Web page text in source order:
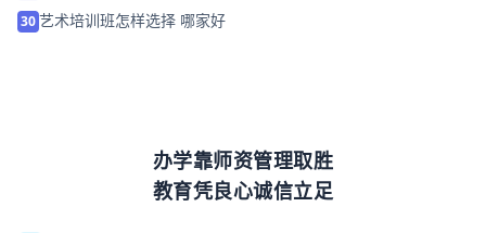
30艺术培训班怎样选择 哪家好
办学靠师资管理取胜
教育凭良心诚信立足